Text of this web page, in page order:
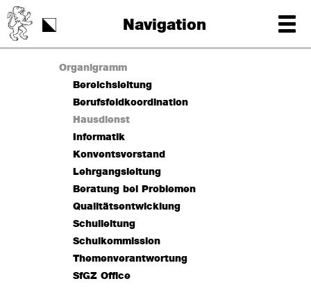
Navigation
Tag der Schrift
Organigramm
Bereichsleitung
Berufsfeldkoordination
Hausdienst
Informatik
Konventsvorstand
Lehrgangsleitung
Beratung bei Problemen
Qualitätsentwicklung
Schulleitung
Schulkommission
Themenverantwortung
SfGZ Office